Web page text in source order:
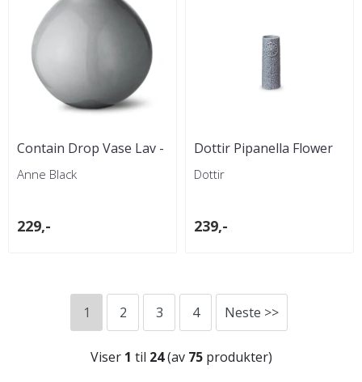
Contain Drop Vase Lav -
Mørk grå
Anne Black
229,-
Dottir Pipanella Flower
Micro Vase Blågrå
Dottir
239,-
1 2 3 4 Neste >>
Viser 1 til 24(av 75produkter)